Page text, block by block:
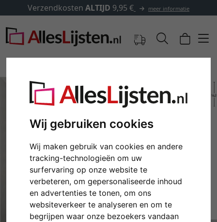
Wij gebruiken cookies
Wij maken gebruik van cookies en andere
tracking-technologieën om uw
surfervaring op onze website te
verbeteren, om gepersonaliseerde inhoud
en advertenties te tonen, om ons
websiteverkeer te analyseren en om te
begrijpen waar onze bezoekers vandaan
Verzendkosten ALTIJD 9,95 € meer informatie
Terug